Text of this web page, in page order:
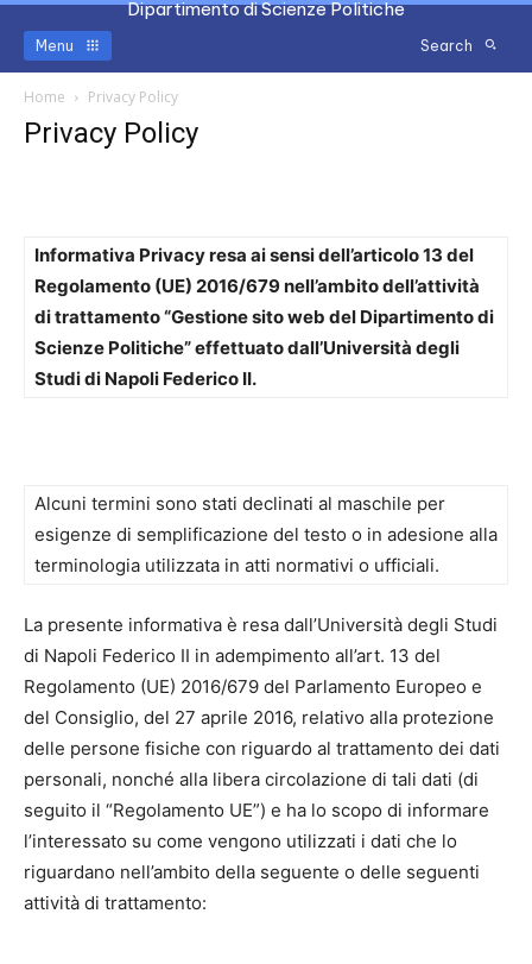
Dipartimento di Scienze Politiche
Menu Search
Home Privacy Policy
Privacy Policy
Informativa Privacy resa ai sensi dell’articolo 13 del
Regolamento (UE) 2016/679 nell’ambito dell’attività
di trattamento “Gestione sito web del Dipartimento di
Scienze Politiche” effettuato dall’Università degli
Studi di Napoli Federico II.
Alcuni termini sono stati declinati al maschile per
esigenze di semplificazione del testo o in adesione alla
terminologia utilizzata in atti normativi o ufficiali.
La presente informativa è resa dall’Università degli Studi
di Napoli Federico II in adempimento all’art. 13 del
Regolamento (UE) 2016/679 del Parlamento Europeo e
del Consiglio, del 27 aprile 2016, relativo alla protezione
delle persone fisiche con riguardo al trattamento dei dati
personali, nonché alla libera circolazione di tali dati (di
seguito il “Regolamento UE”) e ha lo scopo di informare
l’interessato su come vengono utilizzati i dati che lo
riguardano nell’ambito della seguente o delle seguenti
attività di trattamento: